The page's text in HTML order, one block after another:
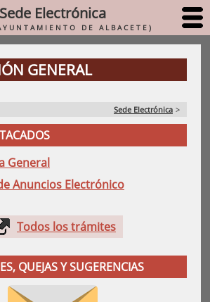
Sede Electrónica
DE ALBACETE)
GENERAL
Sede Electrónica >
General
Anuncios Electrónico
Todos los trámites
QUEJAS Y SUGERENCIAS